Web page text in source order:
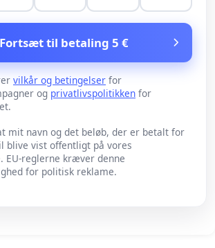
Fortsæt til betaling 5 €
vilkår og betingelser for
og privatlivspolitikken for
mit navn og det beløb, der er betalt for
blive vist offentligt på vores
EU-reglerne kræver denne
for politisk reklame.